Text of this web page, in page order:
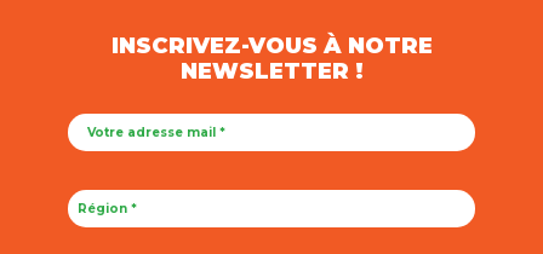
INSCRIVEZ-VOUS À NOTRE
NEWSLETTER !